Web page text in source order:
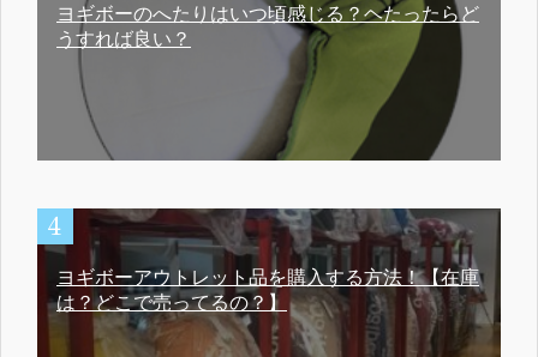
ヨギボーのへたりはいつ頃感じる？ヘたったらど
うすれば良い？
ヨギボーアウトレット品を購入する方法！【在庫
は？どこで売ってるの？】